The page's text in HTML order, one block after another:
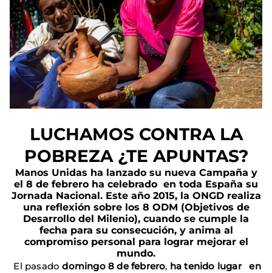
LUCHAMOS CONTRA LA
POBREZA ¿TE APUNTAS?
Manos Unidas ha lanzado su nueva Campaña y
el 8 de febrero ha celebrado en toda España su
Jornada Nacional. Este año 2015, la ONGD realiza
una reflexión sobre los 8 ODM (Objetivos de
Desarrollo del Milenio), cuando se cumple la
fecha para su consecución, y anima al
compromiso personal para lograr mejorar el
mundo.
El pasadodomingo 8 de febrero, ha tenido lugar en